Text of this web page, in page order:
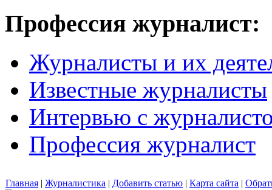
Профессия журналист:
Журналисты и их
Известные журналисты
Интервью с
Профессия журналист
Главная | Журналистика | Добавить статью | Карта сайта |